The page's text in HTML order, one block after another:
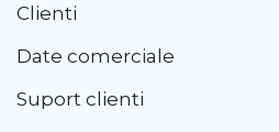
Clienti
Date comerciale
Suport clienti